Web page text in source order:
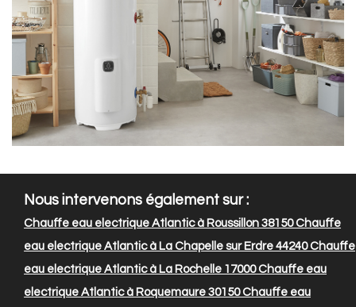
Nous intervenons également sur :
Chauffe eau electrique Atlantic à Roussillon 38150Chauffe
eau electrique Atlantic à La Chapelle sur Erdre 44240Chauffe
eau electrique Atlantic à La Rochelle 17000Chauffe eau
electrique Atlantic à Roquemaure 30150Chauffe eau